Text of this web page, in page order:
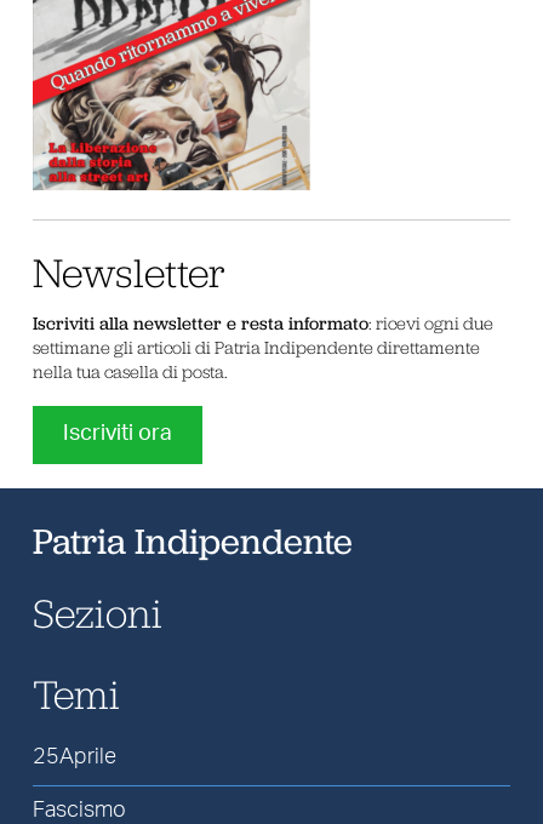
Newsletter
Iscriviti alla newsletter e resta informato: ricevi ogni due
settimane gli articoli di Patria Indipendente direttamente
nella tua casella di posta.
Iscriviti ora
Patria Indipendente
Sezioni
Temi
25Aprile
Fascismo